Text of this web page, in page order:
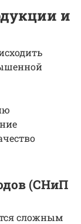
и
(СНиП
сложным